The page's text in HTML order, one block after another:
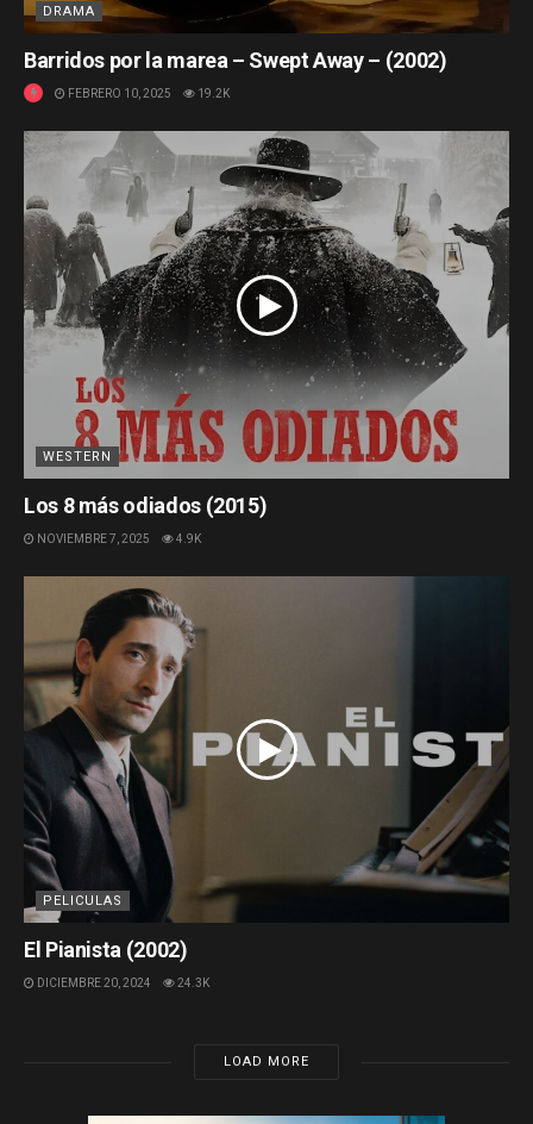
DRAMA
Barridos por la marea – Swept Away – (2002)
FEBRERO 10, 2025 19.2K
WESTERN
Los 8 más odiados (2015)
NOVIEMBRE 7, 2025 4.9K
PELICULAS
El Pianista (2002)
DICIEMBRE 20, 2024 24.3K
LOAD MORE